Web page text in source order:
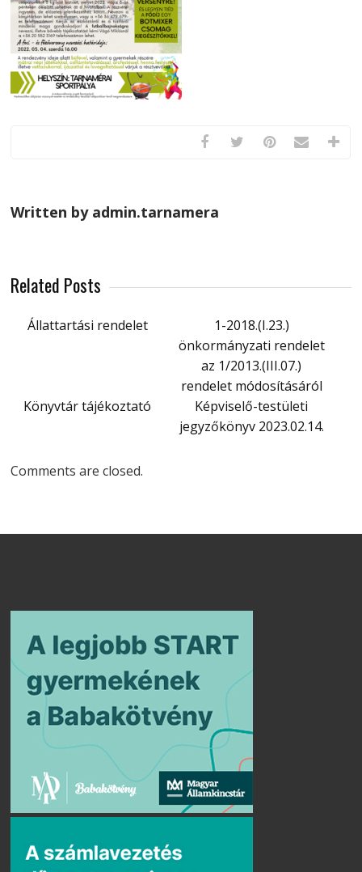
Written by admin.tarnamera
Related Posts
Állattartási rendelet
1-2018.(I.23.)
önkormányzati rendelet
az 1/2013.(III.07.)
rendelet módosításáról
Könyvtár tájékoztató
Képviselő-testületi
jegyzőkönyv 2023.02.14.
Comments are closed.